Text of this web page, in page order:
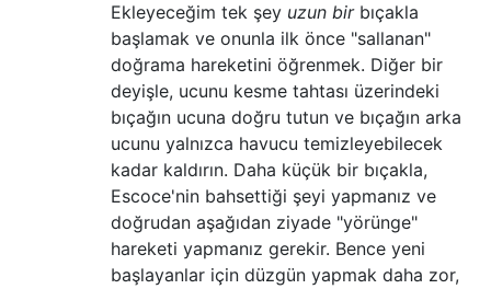
Ekleyeceğim tek şey uzun birbıçakla
başlamak ve onunla ilk önce "sallanan"
doğrama hareketini öğrenmek. Diğer bir
deyişle, ucunu kesme tahtası üzerindeki
bıçağın ucuna doğru tutun ve bıçağın arka
ucunu yalnızca havucu temizleyebilecek
kadar kaldırın. Daha küçük bir bıçakla,
Escoce'nin bahsettiği şeyi yapmanız ve
doğrudan aşağıdan ziyade "yörünge"
hareketi yapmanız gerekir. Bence yeni
başlayanlar için düzgün yapmak daha zor,